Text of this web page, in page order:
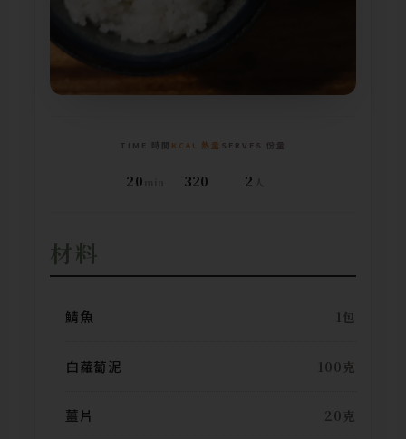
TIME 時間
20
KCAL 熱量
320
SERVES 份量
2
材料
鯖魚 1包
白蘿蔔泥 100克
薑片 20克